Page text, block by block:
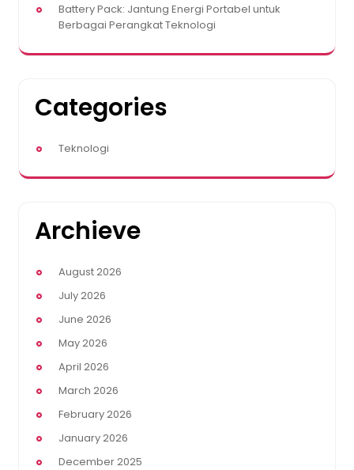
Battery Pack: Jantung Energi Portabel untuk
Berbagai Perangkat Teknologi
Categories
Teknologi
Archieve
August 2026
July 2026
June 2026
May 2026
April 2026
March 2026
February 2026
January 2026
December 2025